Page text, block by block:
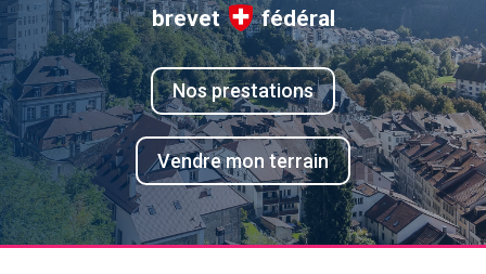
brevet
fédéral
Nos prestations
Vendre mon terrain